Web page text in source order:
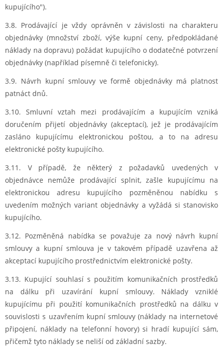
kupujícího").
3.8. Prodávající je vždy oprávněn v závislosti na charakteru
objednávky (množství zboží, výše kupní ceny, předpokládané
náklady na dopravu) požádat kupujícího o dodatečné potvrzení
objednávky (například písemně či telefonicky).
3.9. Návrh kupní smlouvy ve formě objednávky má platnost
patnáct dnů.
3.10. Smluvní vztah mezi prodávajícím a kupujícím vzniká
doručením přijetí objednávky (akceptací), jež je prodávajícím
zasláno kupujícímu elektronickou poštou, a to na adresu
elektronické pošty kupujícího.
3.11. V případě, že některý z požadavků uvedených v
objednávce nemůže prodávající splnit, zašle kupujícímu na
elektronickou adresu kupujícího pozměněnou nabídku s
uvedením možných variant objednávky a vyžádá si stanovisko
kupujícího.
3.12. Pozměněná nabídka se považuje za nový návrh kupní
smlouvy a kupní smlouva je v takovém případě uzavřena až
akceptací kupujícího prostřednictvím elektronické pošty.
3.13. Kupující souhlasí s použitím komunikačních prostředků
na dálku při uzavírání kupní smlouvy. Náklady vzniklé
kupujícímu při použití komunikačních prostředků na dálku v
souvislosti s uzavřením kupní smlouvy (náklady na internetové
připojení, náklady na telefonní hovory) si hradí kupující sám,
přičemž tyto náklady se neliší od základní sazby.